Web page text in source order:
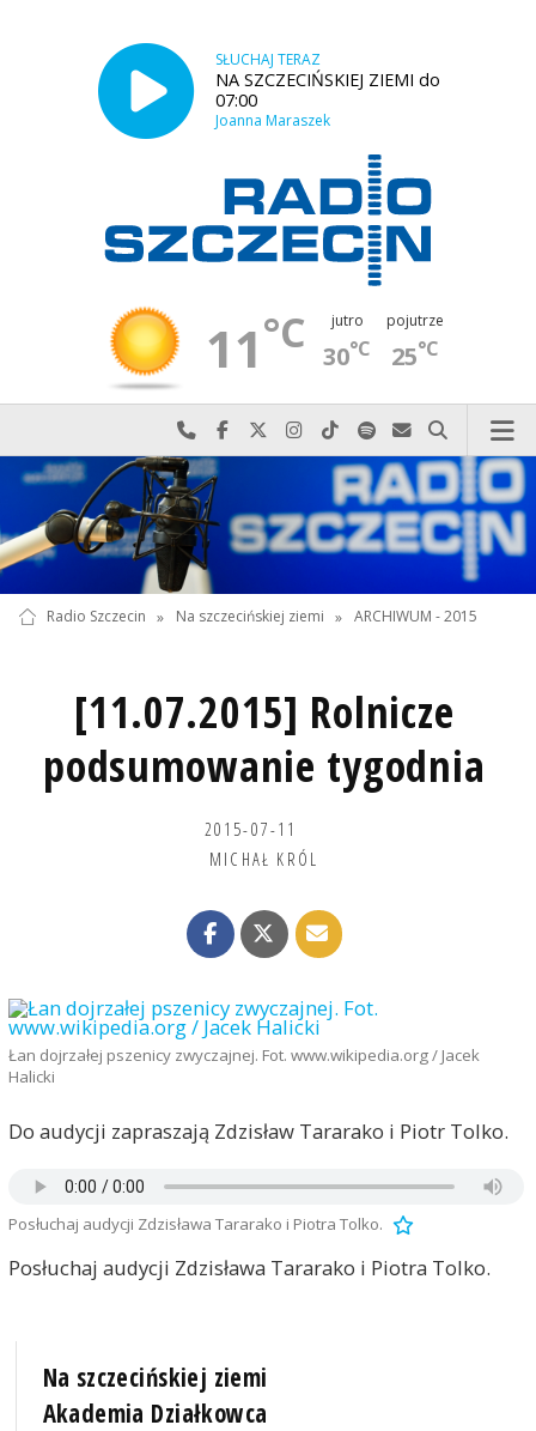
SŁUCHAJ TERAZ
NA SZCZECIŃSKIEJ ZIEMI do
07:00
Joanna Maraszek
11°C jutro
30°C
pojutrze
25°C
Najlepiej po prostu do nas zadzwoń
Odwiedź nas na Facebook-u
Odwiedź nas na X
Odwiedź nas na Instagram-ie
Odwiedź nas na TikTok-u
Szukaj nas na Spotify
Wyślij do nas
Szukaj
Radio Szczecin » Na szczecińskiej ziemi » ARCHIWUM - 2015
[11.07.2015] Rolnicze
podsumowanie tygodnia
2015-07-11
MICHAŁ KRÓL
Łan dojrzałej pszenicy zwyczajnej. Fot. www.wikipedia.org / Jacek
Halicki
Do audycji zapraszają Zdzisław Tararako i Piotr Tolko.
Posłuchaj audycji Zdzisława Tararako i Piotra Tolko.
Posłuchaj audycji Zdzisława Tararako i Piotra Tolko.
Na szczecińskiej ziemi
Akademia Działkowca